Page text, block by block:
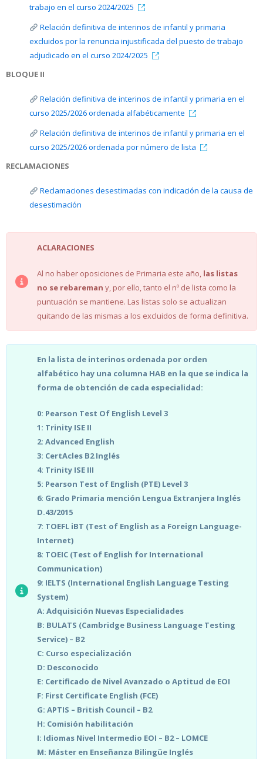
trabajo en el curso 2024/2025
Relación definitiva de interinos de infantil y primaria
excluidos por la renuncia injustificada del puesto de trabajo
adjudicado en el curso 2024/2025
BLOQUE II
Relación definitiva de interinos de infantil y primaria en el
curso 2025/2026 ordenada alfabéticamente
Relación definitiva de interinos de infantil y primaria en el
curso 2025/2026 ordenada por número de lista
RECLAMACIONES
Reclamaciones desestimadas con indicación de la causa de
desestimación
ACLARACIONES
Al no haber oposiciones de Primaria este año, las listas
no se rebareman y, por ello, tanto el nº de lista como la
puntuación se mantiene. Las listas solo se actualizan
quitando de las mismas a los excluidos de forma definitiva.
En la lista de interinos ordenada por orden
alfabético hay una columna HAB en la que se indica la
forma de obtención de cada especialidad:
0: Pearson Test Of English Level 3
1: Trinity ISE II
2: Advanced English
3: CertAcles B2 Inglés
4: Trinity ISE III
5: Pearson Test of English (PTE) Level 3
6: Grado Primaria mención Lengua Extranjera Inglés
D.43/2015
7: TOEFL iBT (Test of English as a Foreign Language-
Internet)
8: TOEIC (Test of English for International
Communication)
9: IELTS (International English Language Testing
System)
A: Adquisición Nuevas Especialidades
B: BULATS (Cambridge Business Language Testing
Service) – B2
C: Curso especialización
D: Desconocido
E: Certificado de Nivel Avanzado o Aptitud de EOI
F: First Certificate English (FCE)
G: APTIS – British Council – B2
H: Comisión habilitación
I: Idiomas Nivel Intermedio EOI – B2 – LOMCE
M: Máster en Enseñanza Bilingüe Inglés